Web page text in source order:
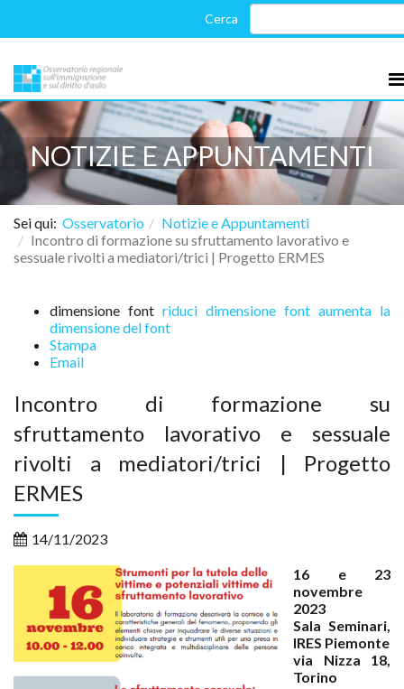
NOTIZIE E APPUNTAMENTI
Sei qui: Osservatorio
Notizie e Appuntamenti
Incontro di formazione su sfruttamento lavorativo e
sessuale rivolti a mediatori/trici | Progetto ERMES
dimensione font riduci dimensione font aumenta la
dimensione del font
Stampa
Email
Incontro di formazione su
sfruttamento lavorativo e sessuale
rivolti a mediatori/trici | Progetto
ERMES
14/11/2023
16 e 23
novembre
2023
Sala Seminari,
IRES Piemonte
via Nizza 18,
Torino